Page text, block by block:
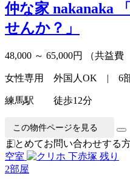
仲な家 nakanaka
せんか？」
48,000 ～ 65,000円 （共益費
女性専用 外国人OK | 6
練馬駅 徒歩12分
この物件ページを見る
まとめてお問い合わせする
空室
残り
2部屋